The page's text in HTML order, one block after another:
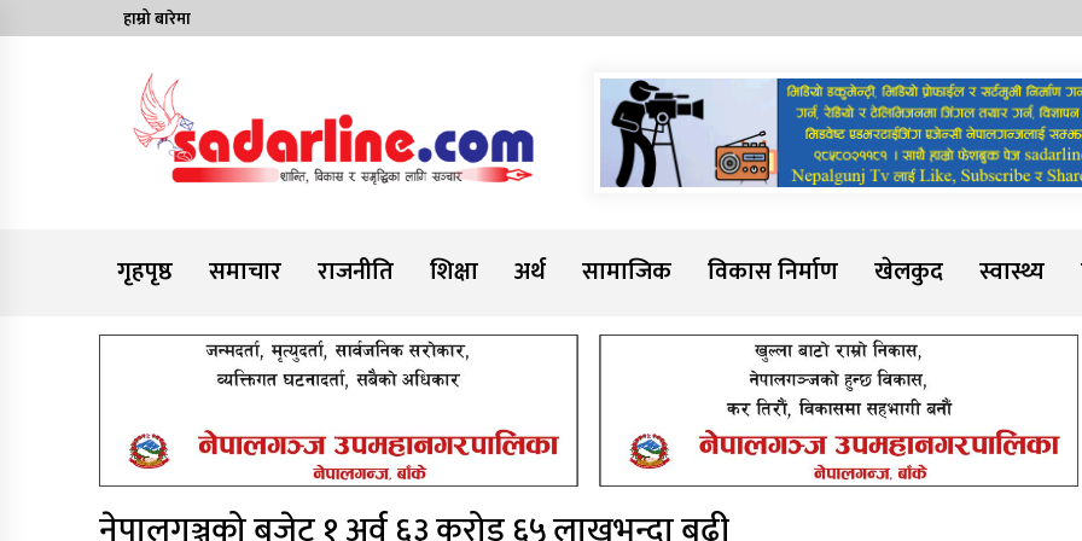
to
हाम्रो बारेमा
Sadarline
गृहपृष्ठ
समाचार राजनीति शिक्षा अर्थ सामाजिक विकास निर्माण खेलकुद स्वास्थ्य